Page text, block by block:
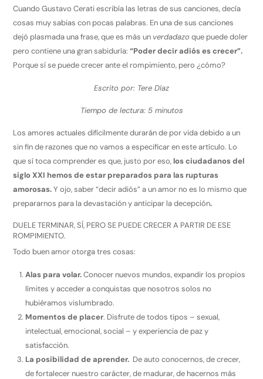
Cuando Gustavo Cerati escribía las letras de sus canciones, decía
cosas muy sabias con pocas palabras. En una de sus canciones
dejó plasmada una frase, que es más un verdadazo que puede doler
pero contiene una gran sabiduría:“Poder decir adiós es crecer”.
Porque sí se puede crecer ante el rompimiento, pero ¿cómo?
Escrito por: Tere Díaz
Tiempo de lectura: 5 minutos
Los amores actuales difícilmente durarán de por vida debido a un
sin fin de razones que no vamos a especificar en este artículo. Lo
que sí toca comprender es que, justo por eso, los ciudadanos del
siglo XXI hemos de estar preparados para las rupturas
amorosas.Y ojo, saber “decir adiós” a un amor no es lo mismo que
prepararnos para la devastación y anticipar la decepción.
DUELE TERMINAR, SÍ, PERO SE PUEDE CRECER A PARTIR DE ESE
ROMPIMIENTO.
Todo buen amor otorga tres cosas:
Alas para volar.Conocer nuevos mundos, expandir los propios
límites y acceder a conquistas que nosotros solos no
hubiéramos vislumbrado.
Momentos de placer. Disfrute de todos tipos – sexual,
intelectual, emocional, social – y experiencia de paz y
satisfacción.
La posibilidad de aprender. De auto conocernos, de crecer,
de fortalecer nuestro carácter, de madurar, de hacernos más